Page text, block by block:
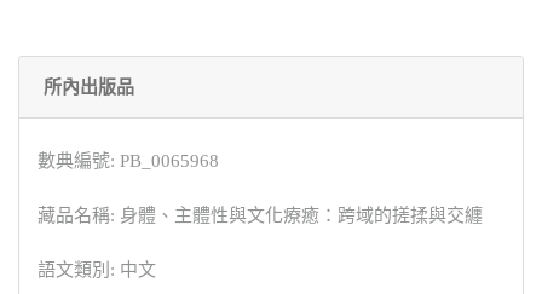
所內出版品
數典編號: PB_0065968
藏品名稱: 身體、主體性與文化療癒：跨域的搓揉與交纏
語文類別: 中文